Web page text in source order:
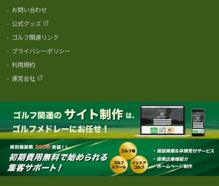
- お問い合わせ
- 公式グッズ
- ゴルフ関連リンク
- プライバシーポリシー
- 利用規約
- 運営会社